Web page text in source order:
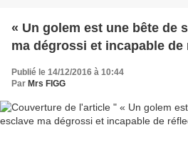
« Un golem est une bête de
ma dégrossi et incapable de
Publié le 14/12/2016 à 10:44
Par Mrs FIGG